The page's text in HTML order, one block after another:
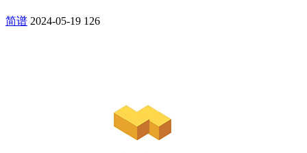
简谱 2024-05-19 126